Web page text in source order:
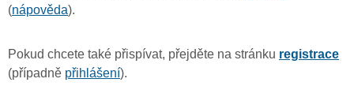
(nápověda).
Pokud chcete také přispívat, přejděte na stránku registrace
(případně přihlášení).